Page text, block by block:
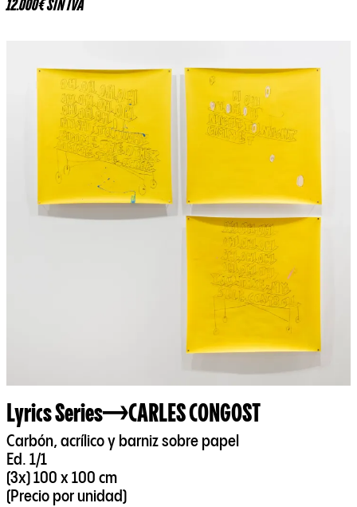
12.000€ SIN IVA
Lyrics Series CARLES CONGOST
Carbón, acrílico y barniz sobre papel
Ed. 1/1
(3x) 100 x 100 cm
(Precio por unidad)